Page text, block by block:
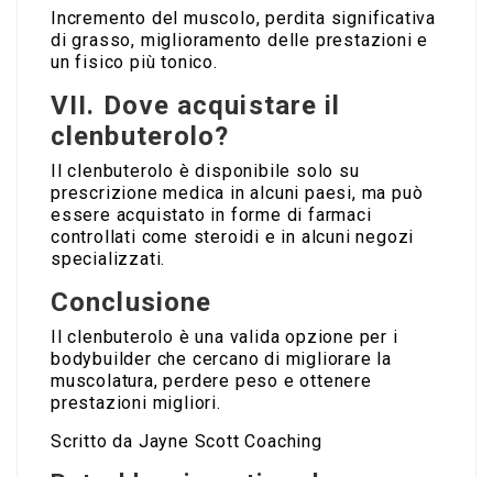
Incremento del muscolo, perdita significativa
di grasso, miglioramento delle prestazioni e
un fisico più tonico.
VII. Dove acquistare il
clenbuterolo?
Il clenbuterolo è disponibile solo su
prescrizione medica in alcuni paesi, ma può
essere acquistato in forme di farmaci
controllati come steroidi e in alcuni negozi
specializzati.
Conclusione
Il clenbuterolo è una valida opzione per i
bodybuilder che cercano di migliorare la
muscolatura, perdere peso e ottenere
prestazioni migliori.
Scritto da Jayne Scott Coaching